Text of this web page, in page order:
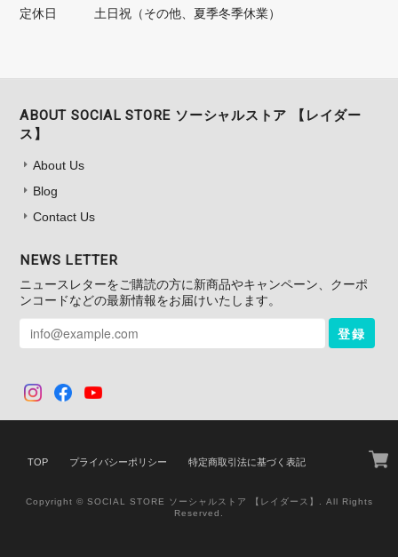
定休日
土日祝（その他、夏季冬季休業）
ABOUT SOCIAL STORE ソーシャルストア 【レイダー
ス】
About Us
Blog
Contact Us
NEWS LETTER
ニュースレターをご購読の方に新商品やキャンペーン、クーポ
ンコードなどの最新情報をお届けいたします。
登録
TOP プライバシーポリシー 特定商取引法に基づく表記
Copyright © SOCIAL STORE ソーシャルストア 【レイダース】. All Rights
Reserved.